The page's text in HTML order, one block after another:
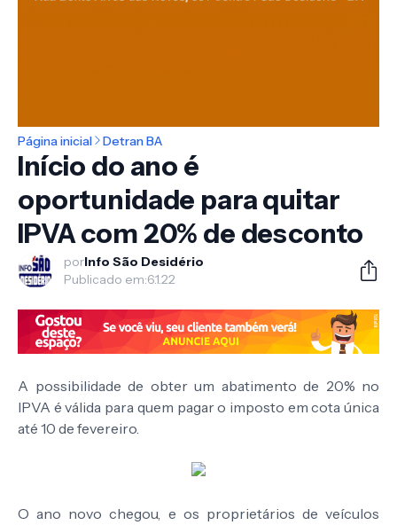
Página inicial Detran BA
Início do ano é
oportunidade para quitar
IPVA com 20% de desconto
porInfo São Desidério
Publicado em:6.1.22
A possibilidade de obter um abatimento de 20% no
IPVA é válida para quem pagar o imposto em cota única
até 10 de fevereiro.
O ano novo chegou, e os proprietários de veículos